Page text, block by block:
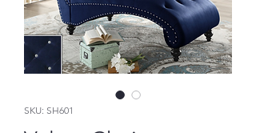
SKU: SH601